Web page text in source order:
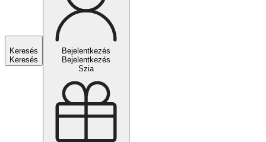
Keresés
Keresés
Bejelentkezés
Bejelentkezés
Szia